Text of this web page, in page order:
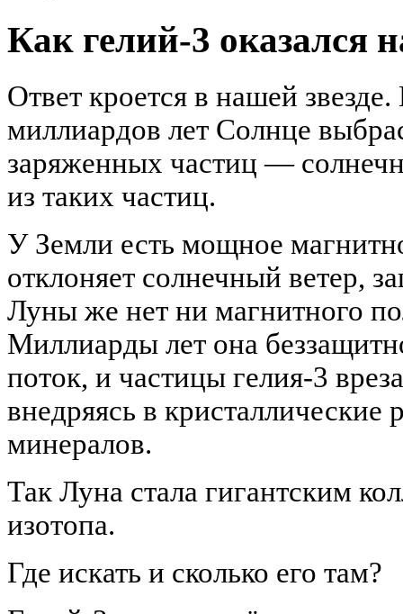
Как гелий-3 оказался
Ответ кроется в нашей
миллиардов лет Солнце
заряженных частиц —
из таких частиц.
У Земли есть мощное
отклоняет солнечный ветер,
Луны же нет ни магнитного
Миллиарды лет она
поток, и частицы гелия-3
внедряясь в
минералов.
Так Луна стала гигантским
изотопа.
Где искать и сколько его там?